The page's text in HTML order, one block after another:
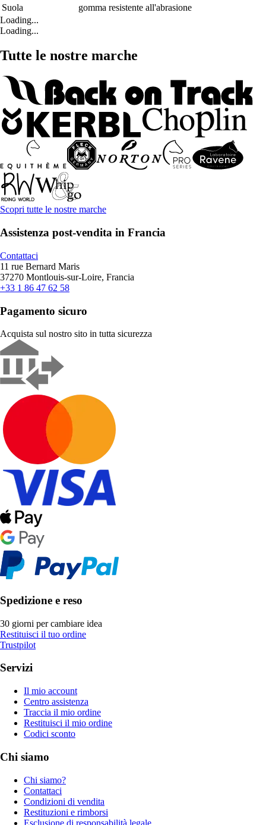
Suola
gomma resistente all'abrasione
Loading...
Loading...
Tutte le nostre marche
Scopri tutte le nostre marche
Assistenza post-vendita in Francia
Contattaci
11 rue Bernard Maris
37270 Montlouis-sur-Loire, Francia
+33 1 86 47 62 58
Pagamento sicuro
Acquista sul nostro sito in tutta sicurezza
Spedizione e reso
30 giorni per cambiare idea
Restituisci il tuo ordine
Trustpilot
Servizi
Il mio account
Centro assistenza
Traccia il mio ordine
Restituisci il mio ordine
Codici sconto
Chi siamo
Chi siamo?
Contattaci
Condizioni di vendita
Restituzioni e rimborsi
Esclusione di responsabilità legale